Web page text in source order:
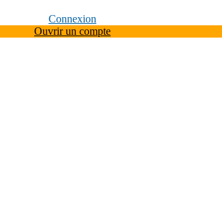
Connexion
Ouvrir un compte